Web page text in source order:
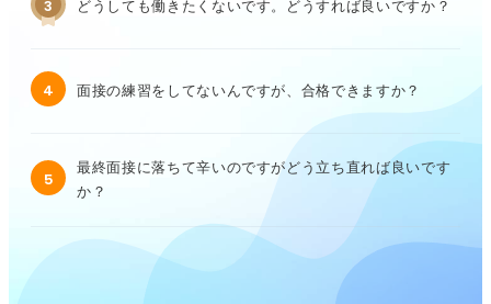
3 どうしても働きたくないです。どうすれば良いですか？
4 面接の練習をしてないんですが、合格できますか？
5
最終面接に落ちて辛いのですがどう立ち直れば良いです
か？